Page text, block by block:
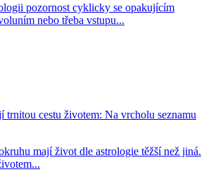
pozornost cyklicky se opakujícím
nebo třeba vstupu...
trnitou cestu životem: Na vrcholu seznamu
mají život dle astrologie těžší než jiná.